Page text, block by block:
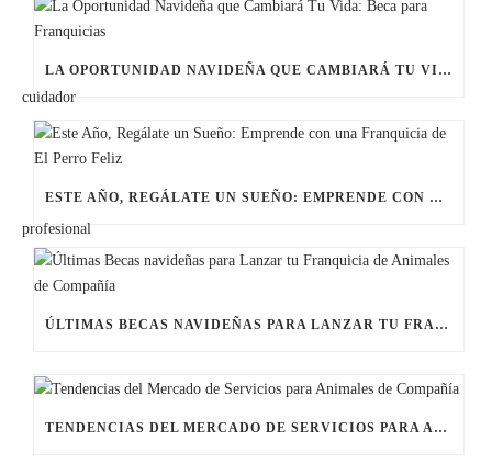
LA OPORTUNIDAD NAVIDEÑA QUE CAMBIARÁ TU VIDA: BECA PARA FRANQUICIAS
ESTE AÑO, REGÁLATE UN SUEÑO: EMPRENDE CON UNA FRANQUICIA DE EL PERRO FELIZ
ÚLTIMAS BECAS NAVIDEÑAS PARA LANZAR TU FRANQUICIA DE ANIMALES DE COMPAÑÍA
TENDENCIAS DEL MERCADO DE SERVICIOS PARA ANIMALES DE COMPAÑÍA